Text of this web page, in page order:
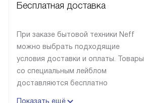
Бесплатная доставка
При заказе бытовой техники Neff
можно выбрать подходящие
условия доставки и оплаты. Товары
со специальным лейблом
доставляются бесплатно
Показать ещё